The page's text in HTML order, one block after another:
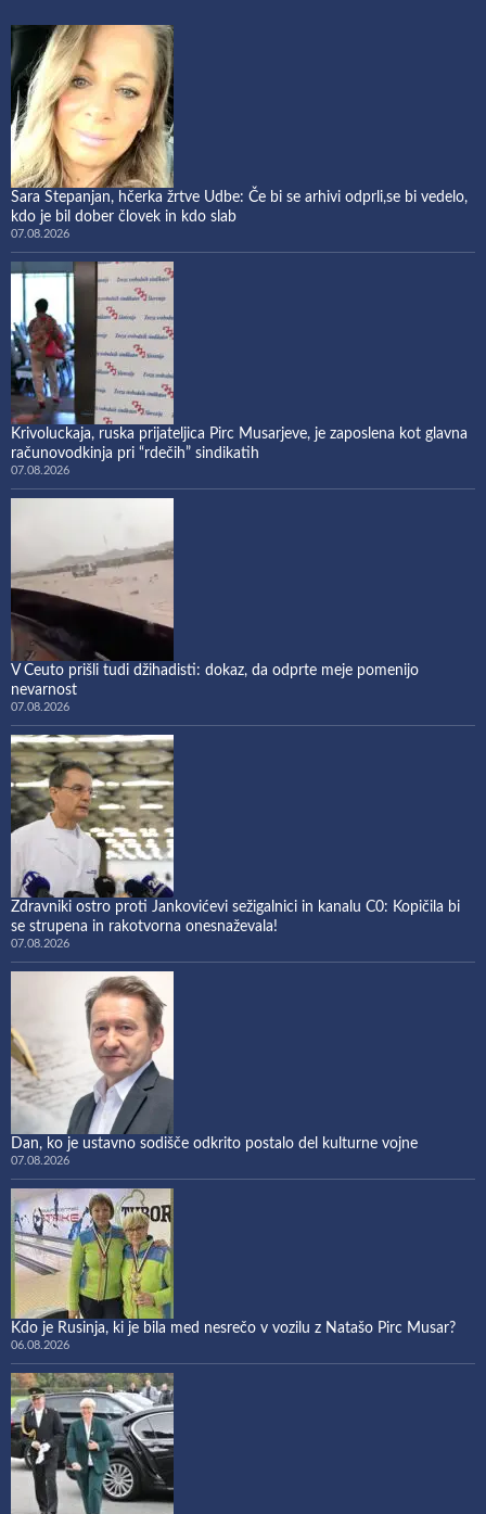
Sara Stepanjan, hčerka žrtve Udbe: Če bi se arhivi odprli,se bi vedelo,
kdo je bil dober človek in kdo slab
07.08.2026
Krivoluckaja, ruska prijateljica Pirc Musarjeve, je zaposlena kot glavna
računovodkinja pri “rdečih” sindikatih
07.08.2026
V Ceuto prišli tudi džihadisti: dokaz, da odprte meje pomenijo
nevarnost
07.08.2026
Zdravniki ostro proti Jankovićevi sežigalnici in kanalu C0: Kopičila bi
se strupena in rakotvorna onesnaževala!
07.08.2026
Dan, ko je ustavno sodišče odkrito postalo del kulturne vojne
07.08.2026
Kdo je Rusinja, ki je bila med nesrečo v vozilu z Natašo Pirc Musar?
06.08.2026